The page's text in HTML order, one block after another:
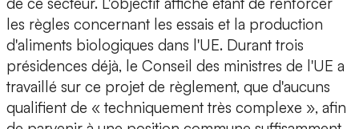
les règles concernant les essais et la production
d'aliments biologiques dans l'UE. Durant trois
présidences déjà, le Conseil des ministres de l'UE a
travaillé sur ce projet de règlement, que d'aucuns
qualifient de « techniquement très complexe », afin